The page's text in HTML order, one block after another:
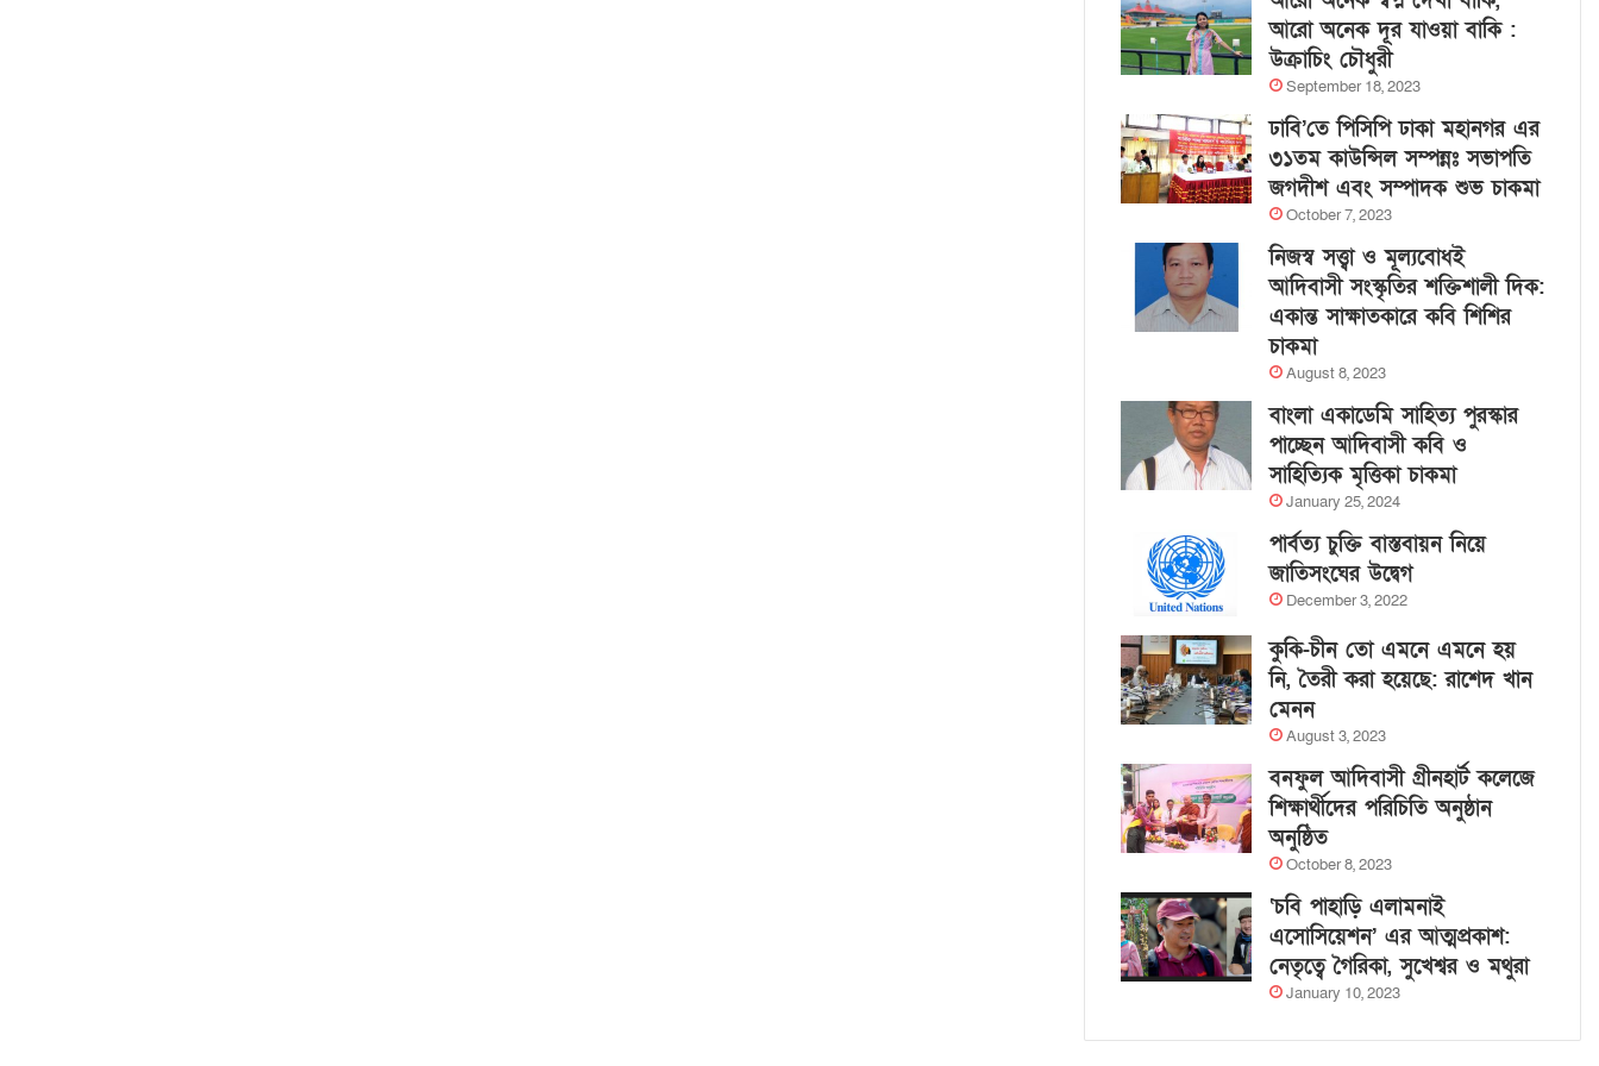
আরো অনেক দূর যাওয়া বাকি :
উক্রাচিং চৌধুরী
September 18, 2023
ঢাবি’তে পিসিপি ঢাকা মহানগর এর
৩১তম কাউন্সিল সম্পন্নঃ সভাপতি
জগদীশ এবং সম্পাদক শুভ চাকমা
October 7, 2023
নিজস্ব সত্ত্বা ও মূল্যবোধই
আদিবাসী সংস্কৃতির শক্তিশালী দিক:
একান্ত সাক্ষাতকারে কবি শিশির
চাকমা
August 8, 2023
বাংলা একাডেমি সাহিত্য পুরস্কার
পাচ্ছেন আদিবাসী কবি ও
সাহিত্যিক মৃত্তিকা চাকমা
January 25, 2024
পার্বত্য চুক্তি বাস্তবায়ন নিয়ে
জাতিসংঘের উদ্বেগ
December 3, 2022
কুকি-চীন তো এমনে এমনে হয়
নি, তৈরী করা হয়েছে: রাশেদ খান
মেনন
August 3, 2023
বনফুল আদিবাসী গ্রীনহার্ট কলেজে
শিক্ষার্থীদের পরিচিতি অনুষ্ঠান
অনুষ্ঠিত
October 8, 2023
‘চবি পাহাড়ি এলামনাই
এসোসিয়েশন’ এর আত্মপ্রকাশ:
নেতৃত্বে গৈরিকা, সুখেশ্বর ও মথুরা
January 10, 2023